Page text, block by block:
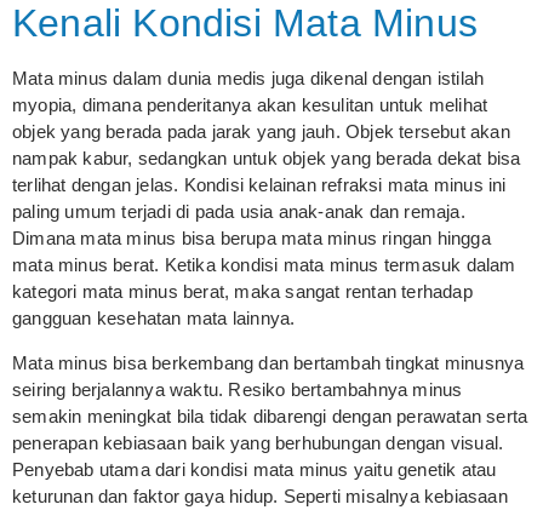
Kenali Kondisi Mata Minus
Mata minus dalam dunia medis juga dikenal dengan istilah
myopia, dimana penderitanya akan kesulitan untuk melihat
objek yang berada pada jarak yang jauh. Objek tersebut akan
nampak kabur, sedangkan untuk objek yang berada dekat bisa
terlihat dengan jelas. Kondisi kelainan refraksi mata minus ini
paling umum terjadi di pada usia anak-anak dan remaja.
Dimana mata minus bisa berupa mata minus ringan hingga
mata minus berat. Ketika kondisi mata minus termasuk dalam
kategori mata minus berat, maka sangat rentan terhadap
gangguan kesehatan mata lainnya.
Mata minus bisa berkembang dan bertambah tingkat minusnya
seiring berjalannya waktu. Resiko bertambahnya minus
semakin meningkat bila tidak dibarengi dengan perawatan serta
penerapan kebiasaan baik yang berhubungan dengan visual.
Penyebab utama dari kondisi mata minus yaitu genetik atau
keturunan dan faktor gaya hidup. Seperti misalnya kebiasaan